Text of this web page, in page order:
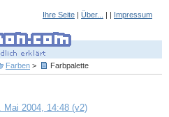
Ihre Seite | Über... | | Impressum
Farben > Farbpalette
Mai 2004, 14:48 (v2)